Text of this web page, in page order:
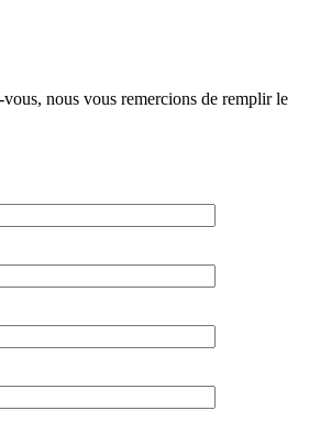
nous vous remercions de remplir le